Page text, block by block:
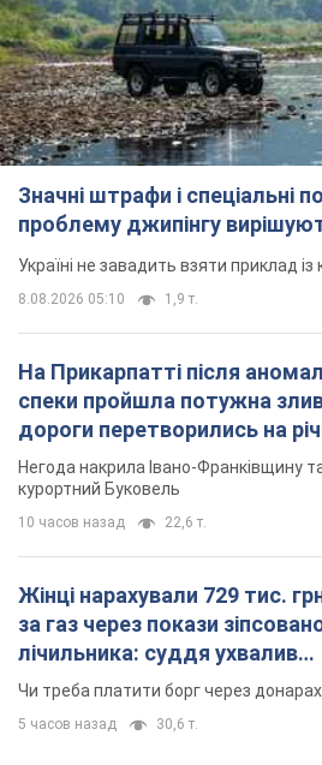
Значні штрафи і спеціальні
проблему джипінгу
Україні не завадить взяти приклад із
8.08.2026 05:10 1,9 т.
На Прикарпатті після
спеки пройшла потужна
дороги перетворились на
Відео
Негода накрила Івано-Франківщину
курортний Буковель
10 часов назад 22,6 т.
Жінці нарахували 729 тис.
за газ через покази
лічильника: суддя ухвалив
неочікуване рішення
Чи треба платити борг через
5 часов назад 30,6 т.